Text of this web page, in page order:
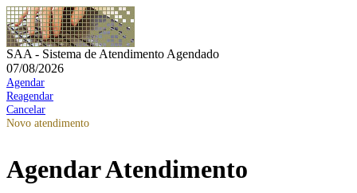
SAA - Sistema de Atendimento Agendado
07/08/2026
Agendar
Reagendar
Cancelar
Novo atendimento
Agendar Atendimento